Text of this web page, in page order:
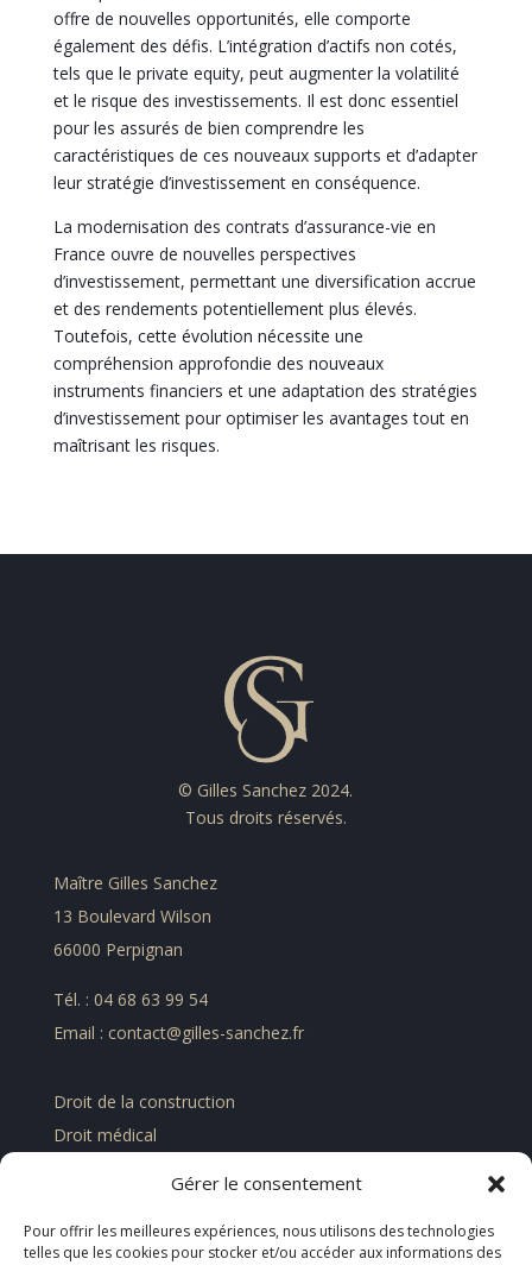
Gérer le consentement
Pour offrir les meilleures expériences, nous utilisons des technologies
telles que les cookies pour stocker et/ou accéder aux informations des
offre de nouvelles opportunités, elle comporte
également des défis. L’intégration d’actifs non cotés,
tels que le private equity, peut augmenter la volatilité
et le risque des investissements. Il est donc essentiel
pour les assurés de bien comprendre les
caractéristiques de ces nouveaux supports et d’adapter
leur stratégie d’investissement en conséquence.
La modernisation des contrats d’assurance-vie en
France ouvre de nouvelles perspectives
d’investissement, permettant une diversification accrue
et des rendements potentiellement plus élevés.
Toutefois, cette évolution nécessite une
compréhension approfondie des nouveaux
instruments financiers et une adaptation des stratégies
d’investissement pour optimiser les avantages tout en
maîtrisant les risques.
© Gilles Sanchez 2024.
Tous droits réservés.
Maître Gilles Sanchez
13 Boulevard Wilson
66000 Perpignan
Tél. : 04 68 63 99 54
Email : contact@gilles-sanchez.fr
Droit de la construction
Droit médical
Droit pénal économique et financier